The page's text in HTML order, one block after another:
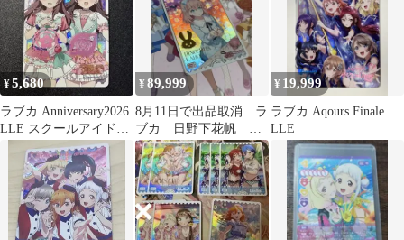
¥5,680
ラブカ Anniversary2026
LLE スクールアイドル
ミュージカル
¥89,999
8月11日で出品取消 ラ
ブカ 日野下花帆
SECE
¥ 19,999
ラブカ Aqours Finale
LLE